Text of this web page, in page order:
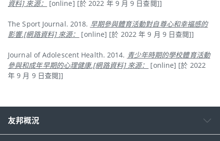
資料] 來源：
[online] [於 2022 年 9 月 9 日查閱]]
The Sport Journal. 2018. 早期參與體育活動對自尊心和幸福感的
影響.[網路資料] 來源：
[online] [於 2022 年 9 月 9 日查閱]]
Journal of Adolescent Health. 2014. 青少年時期的學校體育活動
參與和成年早期的心理健康.[網路資料] 來源：
[online] [於 2022
年 9 月 9 日查閱]]
友邦概況